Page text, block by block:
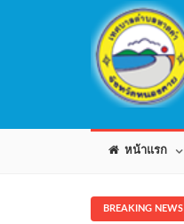
หน้าแรก
BREAKING NEWS